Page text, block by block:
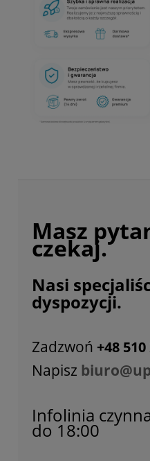
Masz
czekaj.
Nasi
dyspozycji.
Zadzwoń +48
Napisz
Infolinia
do 18:00